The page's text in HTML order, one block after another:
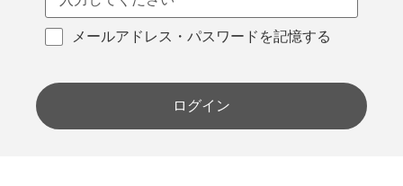
メールアドレス・パスワードを記憶する
ログイン